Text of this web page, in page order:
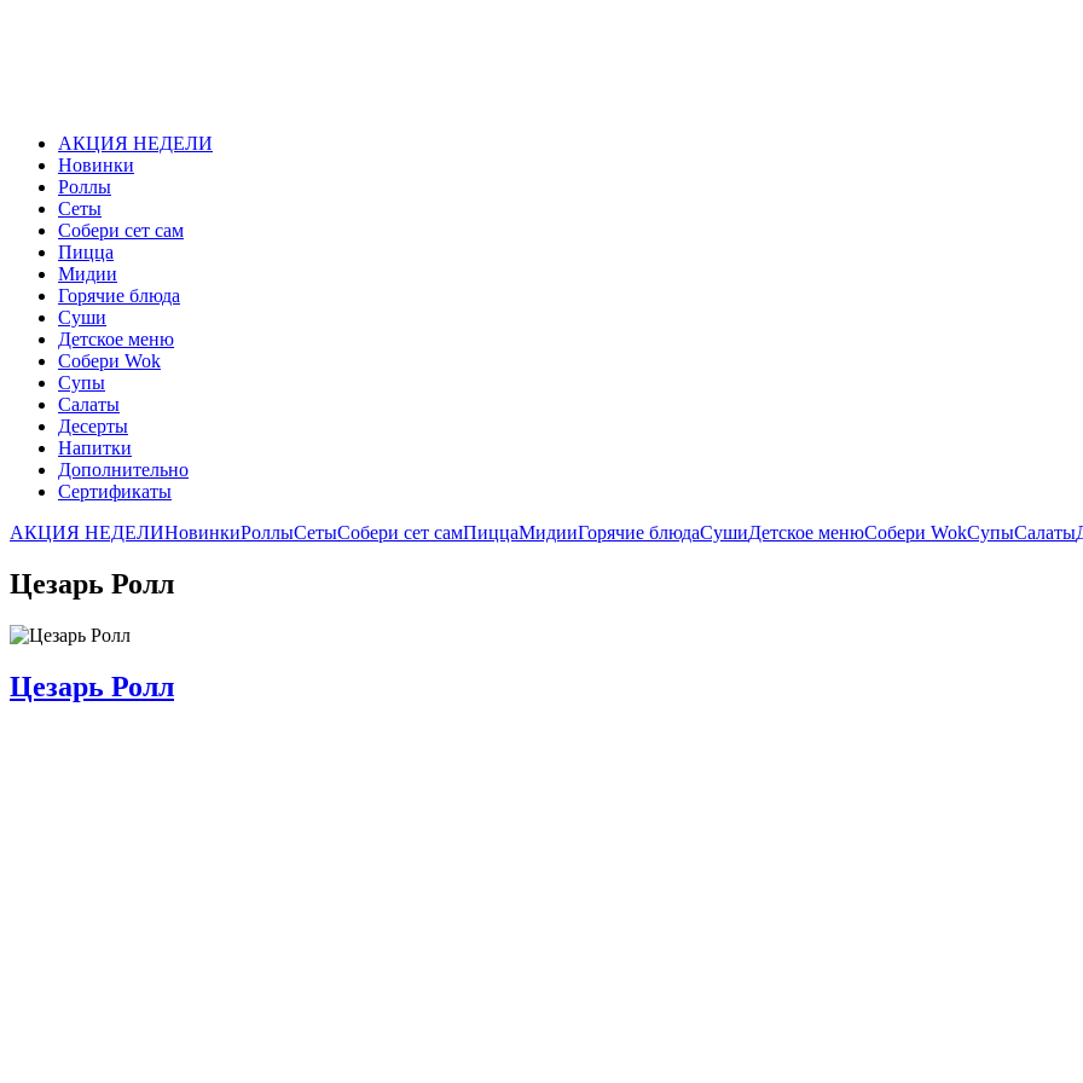
АКЦИЯ НЕДЕЛИ
Новинки
Роллы
Сеты
Собери сет сам
Пицца
Мидии
Горячие блюда
Суши
Детское меню
Собери Wok
Супы
Салаты
Десерты
Напитки
Дополнительно
Сертификаты
АКЦИЯ НЕДЕЛИНовинкиРоллыСетыСобери сет самПиццаМидииГорячие блюдаСушиДетское менюСобери WokСупыСалаты
Цезарь Ролл
Цезарь Ролл